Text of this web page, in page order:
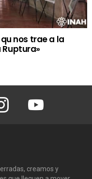
nos trae a la
Ruptura»
Instagram Youtube
creamos y